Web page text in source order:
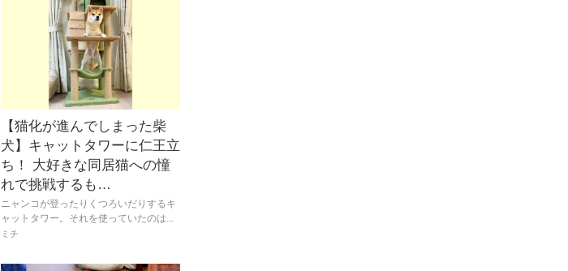
【猫化が進んでしまった柴
犬】キャットタワーに仁王立
ち！ 大好きな同居猫への憧
れで挑戦するも…
ニャンコが登ったりくつろいだりするキ
ャットタワー。それを使っていたのは...
ミチ